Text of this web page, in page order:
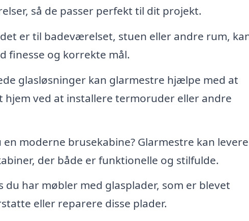
så de passer perfekt til dit projekt.
er til badeværelset, stuen eller andre rum,
finesse og korrekte mål.
glasløsninger kan glarmestre hjælpe med at
ved at installere termoruder eller andre
moderne brusekabine? Glarmestre kan
der både er funktionelle og stilfulde.
du har møbler med glasplader, som er blevet
eller reparere disse plader.